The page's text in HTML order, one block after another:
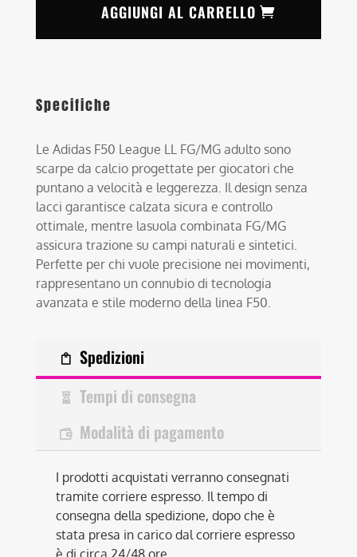
AGGIUNGI AL CARRELLO
Specifiche
Le Adidas F50 League LL FG/MG adulto sono
scarpe da calcio progettate per giocatori che
puntano a velocità e leggerezza. Il design senza
lacci garantisce calzata sicura e controllo
ottimale, mentre lasuola combinata FG/MG
assicura trazione su campi naturali e sintetici.
Perfette per chi vuole precisione nei movimenti,
rappresentano un connubio di tecnologia
avanzata e stile moderno della linea F50.
Spedizioni
Tempi di consegna
Modalità di pagamento
I prodotti acquistati verranno consegnati
tramite corriere espresso. Il tempo di
consegna della spedizione, dopo che è
stata presa in carico dal corriere espresso